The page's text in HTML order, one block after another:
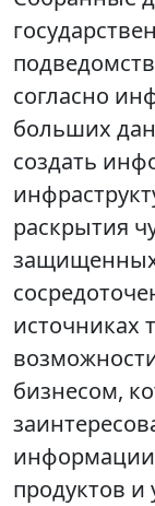
согласно
больших
создать
раскрытия
источниках
бизнесом,
информации
продуктов и